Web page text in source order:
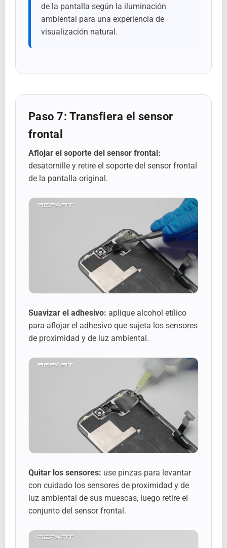
de la pantalla según la iluminación
ambiental para una experiencia de
visualización natural.
Paso 7: Transfiera el sensor
frontal
Aflojar el soporte del sensor frontal:
desatornille y retire el soporte del sensor frontal
de la pantalla original.
Suavizar el adhesivo: aplique alcohol etílico
para aflojar el adhesivo que sujeta los sensores
de proximidad y de luz ambiental.
Quitar los sensores: use pinzas para levantar
con cuidado los sensores de proximidad y de
luz ambiental de sus muescas, luego retire el
conjunto del sensor frontal.